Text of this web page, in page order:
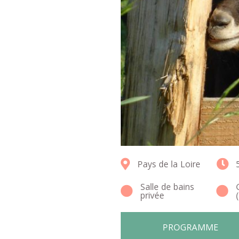
Pays de la Loire
Salle de bains
privée
PROGRAMME